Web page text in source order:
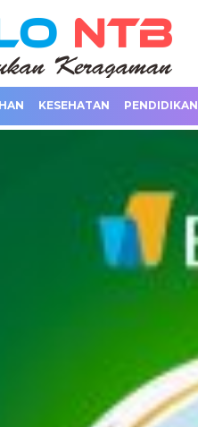
KESEHATAN PENDIDIKAN